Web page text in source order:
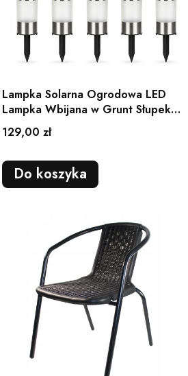
Lampka Solarna Ogrodowa LED
Lampka Wbijana w Grunt Słupek
Ogrodowy 10szt
Cena
129,00 zł
Do koszyka